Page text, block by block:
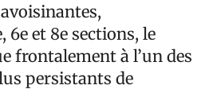
et 8e sections, le
frontalement à l’un des
persistants de